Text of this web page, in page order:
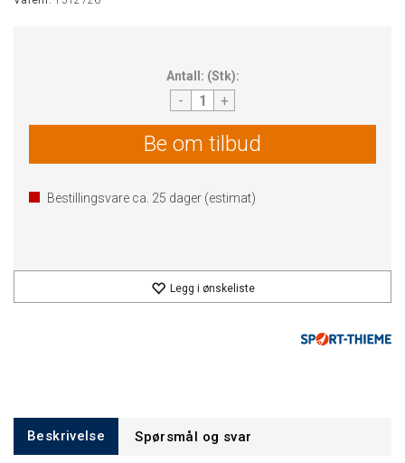
Antall: (Stk):
- +
Be om tilbud
Bestillingsvare ca. 25 dager (estimat)
Legg i ønskeliste
Beskrivelse Spørsmål og svar